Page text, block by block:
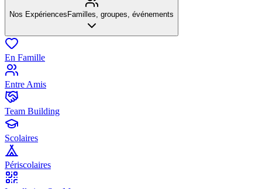
Nos Expériences Familles, groupes, événements
En Famille
Entre Amis
Team Building
Scolaires
Périscolaires